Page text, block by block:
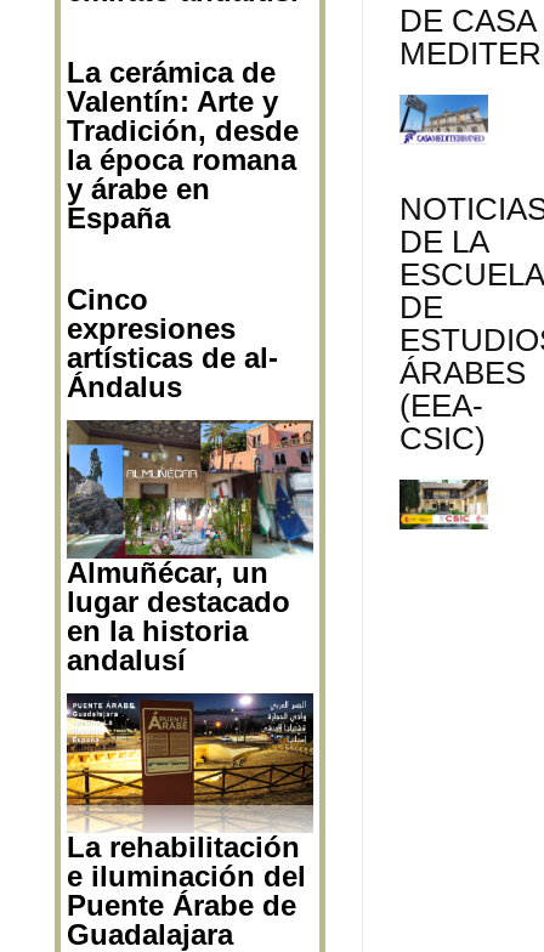
La cerámica de
Valentín: Arte y
Tradición, desde
la época romana
y árabe en
España
Cinco
expresiones
artísticas de al-
Ándalus
Almuñécar, un
lugar destacado
en la historia
andalusí
La rehabilitación
e iluminación del
Puente Árabe de
Guadalajara
DE CASA
DE LA
ESCUELA
DE
ÁRABES
(EEA-
CSIC)